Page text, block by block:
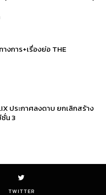
งการ+เรื่องย่อ THE
ประกาศลงดาบ ยกเลิกสร้าง
น 3
TWITTER